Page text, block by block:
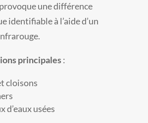
une différence
identifiable à l’aide d’un
principales:
cloisons
d’eaux usées